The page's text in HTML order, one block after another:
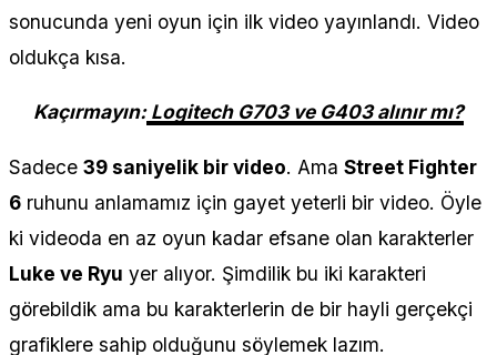
sonucunda yeni oyun için ilk video yayınlandı. Video
oldukça kısa.
Kaçırmayın:Logitech G703 ve G403 alınır mı?
Sadece 39 saniyelik bir video. Ama Street Fighter
6 ruhunu anlamamız için gayet yeterli bir video. Öyle
ki videoda en az oyun kadar efsane olan karakterler
Luke ve Ryu yer alıyor. Şimdilik bu iki karakteri
görebildik ama bu karakterlerin de bir hayli gerçekçi
grafiklere sahip olduğunu söylemek lazım.